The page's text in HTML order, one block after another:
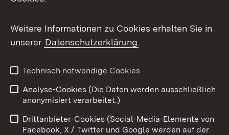
X / Twitter
Youtube
Impressum
Kontakt
Barrierefreiheit
Datenschutz
Weitere Informationen zu Cookies erhalten Sie in
unserer Datenschutzerklärung.
Technisch notwendige Cookies
Analyse-Cookies (Die Daten werden ausschließlich
anonymisiert verarbeitet.)
Drittanbieter-Cookies (Social-Media-Elemente von
Facebook, X / Twitter und Google werden auf der